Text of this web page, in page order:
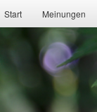
Start Meinungen